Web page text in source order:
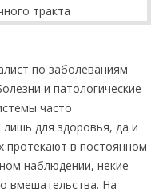
по заболеваниям
и патологические
часто
для здоровья, да и
протекают в постоянном
наблюдении, некие
вмешательства. На